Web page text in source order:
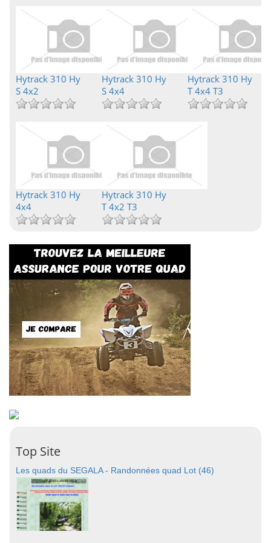
Hytrack 310 Hy
S 4x2
Hytrack 310 Hy
S 4x4
Hytrack 310 Hy
T 4x4 T3
Hytrack 310 Hy
4x4
Hytrack 310 Hy
T 4x2 T3
Top Site
Les quads du SEGALA - Randonnées quad Lot (46)